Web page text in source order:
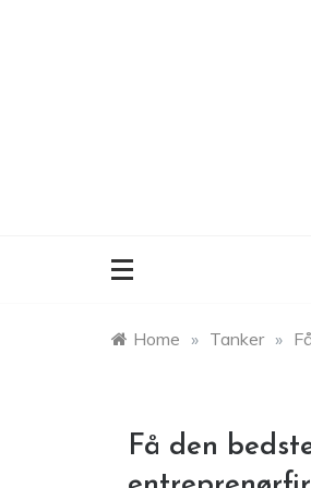
Home » Tanker »
Få den